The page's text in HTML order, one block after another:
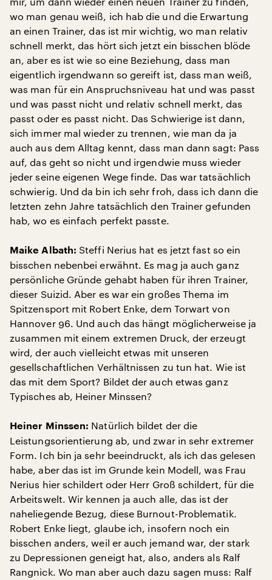
wo man genau weiß, ich hab die und die Erwartung
an einen Trainer, das ist mir wichtig, wo man relativ
schnell merkt, das hört sich jetzt ein bisschen blöde
an, aber es ist wie so eine Beziehung, dass man
eigentlich irgendwann so gereift ist, dass man weiß,
was man für ein Anspruchsniveau hat und was passt
und was passt nicht und relativ schnell merkt, das
passt oder es passt nicht. Das Schwierige ist dann,
sich immer mal wieder zu trennen, wie man da ja
auch aus dem Alltag kennt, dass man dann sagt: Pass
auf, das geht so nicht und irgendwie muss wieder
jeder seine eigenen Wege finde. Das war tatsächlich
schwierig. Und da bin ich sehr froh, dass ich dann die
letzten zehn Jahre tatsächlich den Trainer gefunden
hab, wo es einfach perfekt passte.
Maike Albath: Steffi Nerius hat es jetzt fast so ein
bisschen nebenbei erwähnt. Es mag ja auch ganz
persönliche Gründe gehabt haben für ihren Trainer,
dieser Suizid. Aber es war ein großes Thema im
Spitzensport mit Robert Enke, dem Torwart von
Hannover 96. Und auch das hängt möglicherweise ja
zusammen mit einem extremen Druck, der erzeugt
wird, der auch vielleicht etwas mit unseren
gesellschaftlichen Verhältnissen zu tun hat. Wie ist
das mit dem Sport? Bildet der auch etwas ganz
Typisches ab, Heiner Minssen?
Heiner Minssen: Natürlich bildet der die
Leistungsorientierung ab, und zwar in sehr extremer
Form. Ich bin ja sehr beeindruckt, als ich das gelesen
habe, aber das ist im Grunde kein Modell, was Frau
Nerius hier schildert oder Herr Groß schildert, für die
Arbeitswelt. Wir kennen ja auch alle, das ist der
naheliegende Bezug, diese Burnout-Problematik.
Robert Enke liegt, glaube ich, insofern noch ein
bisschen anders, weil er auch jemand war, der stark
zu Depressionen geneigt hat, also, anders als Ralf
Rangnick. Wo man aber auch dazu sagen muss: Ralf